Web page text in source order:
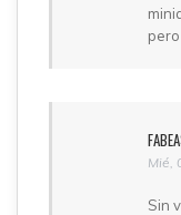
Mié,
Sin